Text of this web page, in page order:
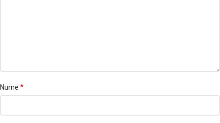
Nume *